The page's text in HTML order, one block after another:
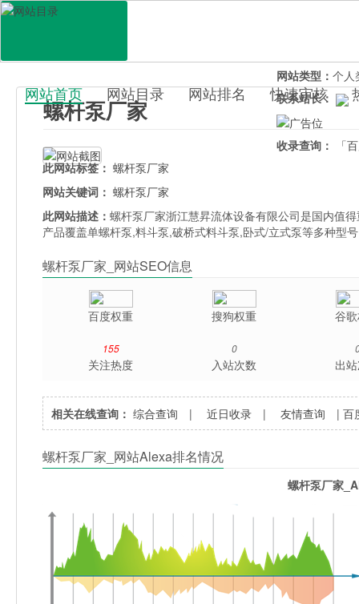
百科目录
网站首页 网站目录 网站排名 快速审核
螺杆泵厂家
网站类型： 个人
联系站长：
收录查询：
「
此网站标签： 螺杆泵厂家
网站关键词： 螺杆泵厂家
此网站描述：螺杆泵厂家浙江慧昇流体设备有限公司是国内值
产品覆盖单螺杆泵,料斗泵,破桥式料斗泵,卧式/立式泵等多种型
螺杆泵厂家_网站SEO信息
百度权重 搜狗权重 谷
155
关注热度
0
入站次数 出
相关在线查询： 综合查询 |近日收录 |友情查询 |百
螺杆泵厂家_网站Alexa排名情况
螺杆泵厂家